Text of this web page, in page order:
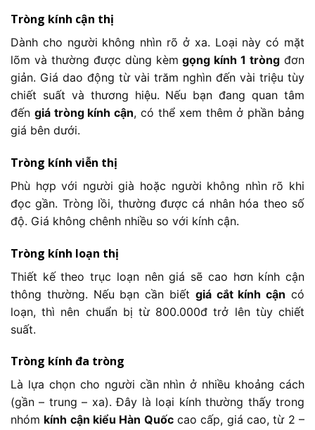
Tròng kính cận thị
Dành cho người không nhìn rõ ở xa. Loại này có mặt
lõm và thường được dùng kèmgọng kính 1 tròng đơn
giản. Giá dao động từ vài trăm nghìn đến vài triệu tùy
chiết suất và thương hiệu. Nếu bạn đang quan tâm
đến giá tròng kính cận, có thể xem thêm ở phần bảng
giá bên dưới.
Tròng kính viễn thị
Phù hợp với người già hoặc người không nhìn rõ khi
đọc gần. Tròng lồi, thường được cá nhân hóa theo số
độ. Giá không chênh nhiều so với kính cận.
Tròng kính loạn thị
Thiết kế theo trục loạn nên giá sẽ cao hơn kính cận
thông thường. Nếu bạn cần biết giá cắt kính cận có
loạn, thì nên chuẩn bị từ 800.000đ trở lên tùy chiết
suất.
Tròng kính đa tròng
Là lựa chọn cho người cần nhìn ở nhiều khoảng cách
(gần – trung – xa). Đây là loại kính thường thấy trong
nhóm kính cận kiểu Hàn Quốccao cấp, giá cao, từ 2 –